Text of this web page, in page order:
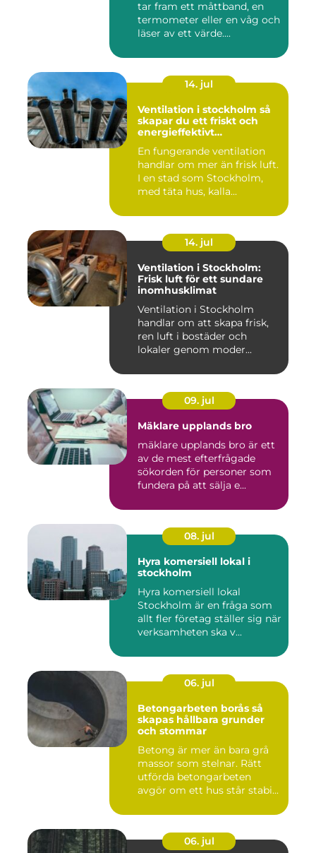
tar fram ett måttband, en
termometer eller en våg och
läser av ett värde....
14. jul
Ventilation i stockholm så
skapar du ett friskt och
energieffektivt
En fungerande ventilation
handlar om mer än frisk luft.
I en stad som Stockholm,
med täta hus, kalla...
14. jul
Ventilation i Stockholm:
Frisk luft för ett sundare
inomhusklimat
Ventilation i Stockholm
handlar om att skapa frisk,
ren luft i bostäder och
lokaler genom moder...
09. jul
Mäklare upplands bro
mäklare upplands bro är ett
av de mest efterfrågade
sökorden för personer som
fundera på att sälja e...
08. jul
Hyra komersiell lokal i
stockholm
Hyra komersiell lokal
Stockholm är en fråga som
allt fler företag ställer sig när
verksamheten ska v...
06. jul
Betongarbeten borås så
skapas hållbara grunder
och stommar
Betong är mer än bara grå
massor som stelnar. Rätt
utförda betongarbeten
avgör om ett hus står stabi...
06. jul